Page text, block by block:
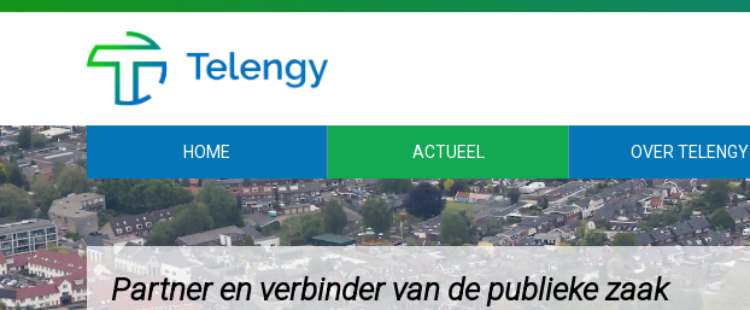
HOME ACTUEEL OVER TELENGY
Partner en verbinder van de publieke zaak